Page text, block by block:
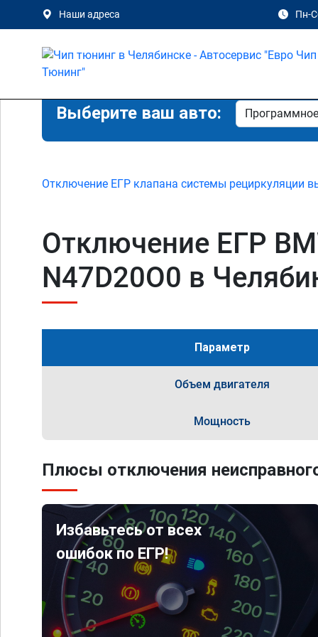
Наши адреса Пн-
Выберите ваш авто:
Отключение ЕГР клапана системы рециркуляции
Отключение ЕГР
N47D20O0 в
Параметр
Объем двигателя
Мощность
Плюсы отключения
Избавьтесь от всех
ошибок по ЕГР!